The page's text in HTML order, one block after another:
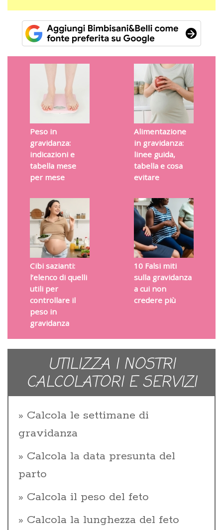
Peso in
gravidanza:
indicazioni e
tabella mese
per mese
Alimentazione
in gravidanza:
linee guida,
tabella e cosa
evitare
Cibi sazianti:
l’elenco di quelli
utili per
controllare il
peso in
gravidanza
10 Falsi miti
sulla gravidanza
a cui non
credere più
UTILIZZA I NOSTRI
CALCOLATORI E SERVIZI
Calcola le settimane di
gravidanza
Calcola la data presunta del
parto
Calcola il peso del feto
Calcola la lunghezza del feto